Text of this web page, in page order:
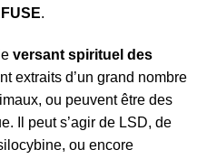
.
versant spirituel des
extraits d’un grand nombre
ou peuvent être des
Il peut s’agir de LSD, de
ou encore